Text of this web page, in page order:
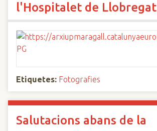
l'Hospitalet de Llobregat
Etiquetes: Fotografies
Salutacions abans de la